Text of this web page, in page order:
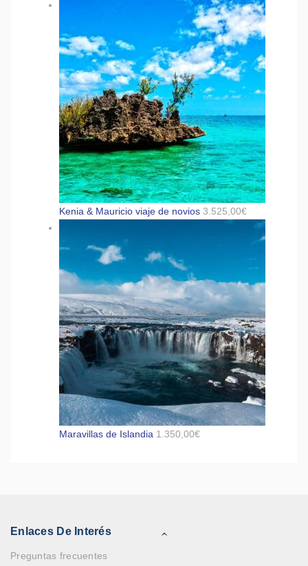
Kenia & Mauricio viaje de novios 3.525,00€
Maravillas de Islandia 1.350,00€
Enlaces De Interés
Preguntas frecuentes